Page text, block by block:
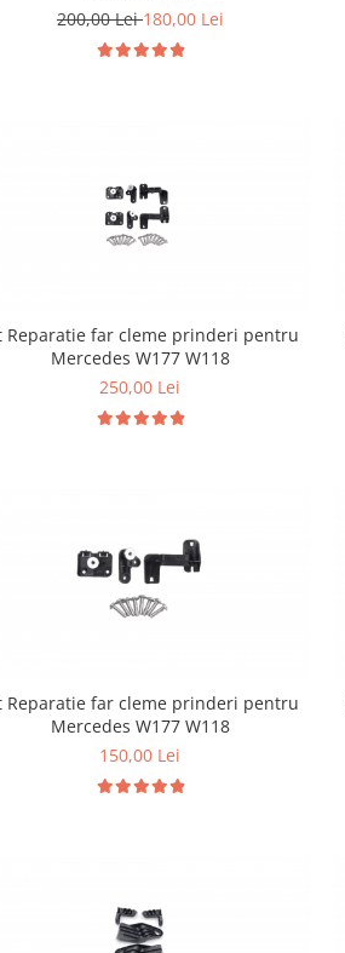
200,00 Lei180,00 Lei
Reparatie far cleme prinderi pentru
Mercedes W177 W118
250,00 Lei
Reparatie far cleme prinderi pentru
Mercedes W177 W118
150,00 Lei